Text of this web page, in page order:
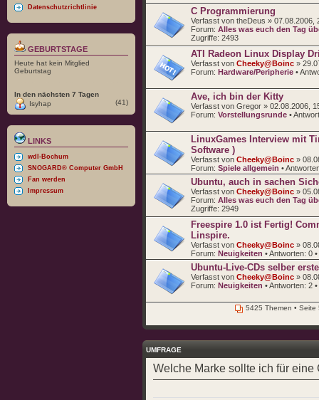
Datenschutzrichtlinie
GEBURTSTAGE
Heute hat kein Mitglied
Geburtstag
In den nächsten 7 Tagen
Isyhap
(41)
LINKS
wdl-Bochum
SNOGARD® Computer GmbH
Fan werden
Impressum
C Programmierung
Verfasst von theDeus » 07.08.2006,
Forum: Alles was euch den Tag
Zugriffe: 2493
ATI Radeon Linux Display
Verfasst von Cheeky@Boinc »
Forum: Hardware/Peripherie •
Ave, ich bin der Kitty
Verfasst von Gregor » 02.08.2006,
Forum: Vorstellungsrunde •
LinuxGames Interview mit
Software )
Verfasst von Cheeky@Boinc »
Forum: Spiele allgemein •
Ubuntu, auch in sachen
Verfasst von Cheeky@Boinc »
Forum: Alles was euch den Tag
Zugriffe: 2949
Freespire 1.0 ist Fertig!
Linspire.
Verfasst von Cheeky@Boinc »
Forum: Neuigkeiten • Antworten: 0
Ubuntu-Live-CDs selber
Verfasst von Cheeky@Boinc »
Forum: Neuigkeiten • Antworten: 2
5425 Themen • Seite
UMFRAGE
Welche Marke sollte ich für eine